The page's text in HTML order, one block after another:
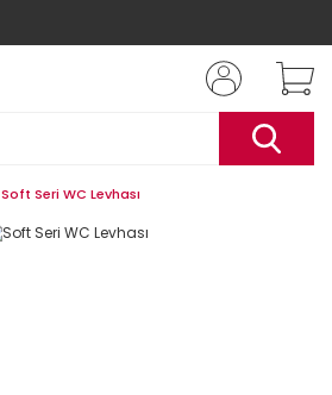
Soft Seri WC Levhası